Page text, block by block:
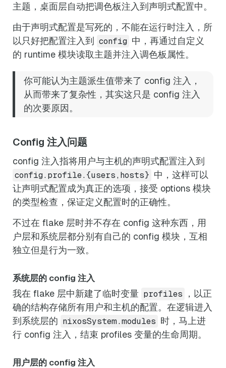
主题，桌面层自动把调色板注入到声明式配置中。
由于声明式配置是写死的，不能在运行时注入，所
以只好把配置注入到
config 中，再通过自定义
的 runtime 模块读取主题并注入调色板属性。
你可能认为主题派生值带来了 config 注入，
从而带来了复杂性，其实这只是 config 注入
的次要原因。
Config 注入问题
config 注入指将用户与主机的声明式配置注入到
config.profile.{users,hosts} 中，这样可以
让声明式配置成为真正的选项，接受 options 模块
的类型检查，保证定义配置时的正确性。
不过在 flake 层时并不存在 config 这种东西，用
户层和系统层都分别有自己的 config 模块，互相
独立但是行为一致。
系统层的 config 注入
我在 flake 层中新建了临时变量 profiles
，以正
确的结构存储所有用户和主机的配置。在逻辑进入
到系统层的 nixosSystem.modules 时，马上进
行 config 注入，结束 profiles 变量的生命周期。
用户层的 config 注入